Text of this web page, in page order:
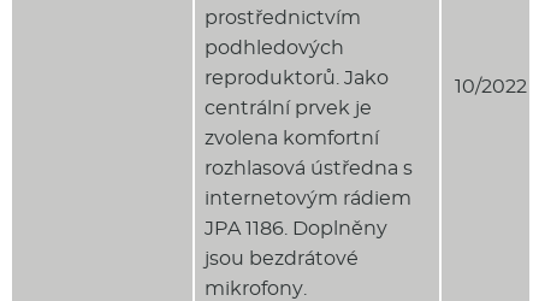
10/2022
prostřednictvím
podhledových
reproduktorů. Jako
centrální prvek je
zvolena komfortní
rozhlasová ústředna s
internetovým rádiem
JPA 1186. Doplněny
jsou bezdrátové
mikrofony.